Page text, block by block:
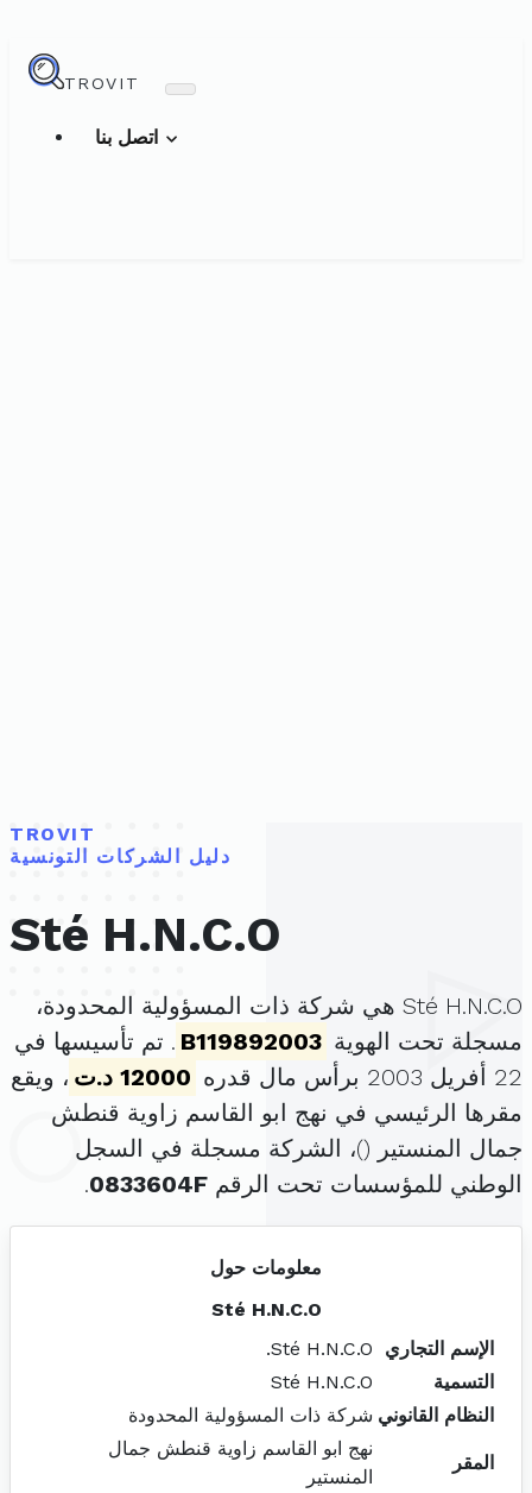
TROVIT
TROVIT
دليل الشركات التونسية
Sté H.N.C.O
Sté H.N.C.O هي شركة ذات المسؤولية المحدودة،
مسجلة تحت الهوية B119892003 . تم تأسيسها في
22 أفريل 2003 برأس مال قدره
12000 د.ت
، ويقع
مقرها الرئيسي في نهج ابو القاسم زاوية قنطش
جمال المنستير ()، الشركة مسجلة في السجل
الوطني للمؤسسات تحت الرقم 0833604F
.
معلومات حول
Sté H.N.C.O
الإسم التجاري
Sté H.N.C.O.
التسمية
Sté H.N.C.O
النظام القانوني شركة ذات المسؤولية المحدودة
المقر
نهج ابو القاسم زاوية قنطش جمال
المنستير